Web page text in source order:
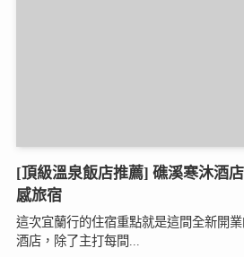
[頂級溫泉飯店推薦] 礁溪寒沐酒
感旅宿
這次宜蘭行的住宿重點就是這間全新開
酒店，除了主打每間...